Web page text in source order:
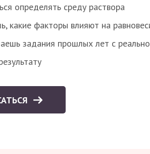
определять среду раствора
какие факторы влияют на
задания прошлых лет с